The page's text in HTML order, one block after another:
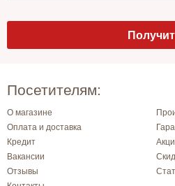
Посетителям:
О магазине
Оплата и доставка
Кредит
Вакансии
Отзывы